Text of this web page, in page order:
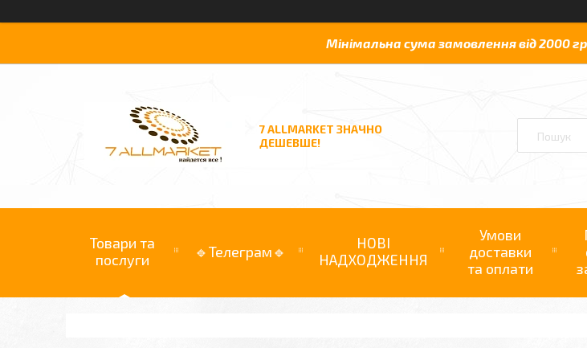
Мінімальна сума замовлення від 2000
7 ALLMARKET ЗНАЧНО
ДЕШЕВШЕ!
Товари та
послуги
🔹Телеграм🔹
НОВІ
НАДХОДЖЕННЯ
Умови
доставки
та оплати